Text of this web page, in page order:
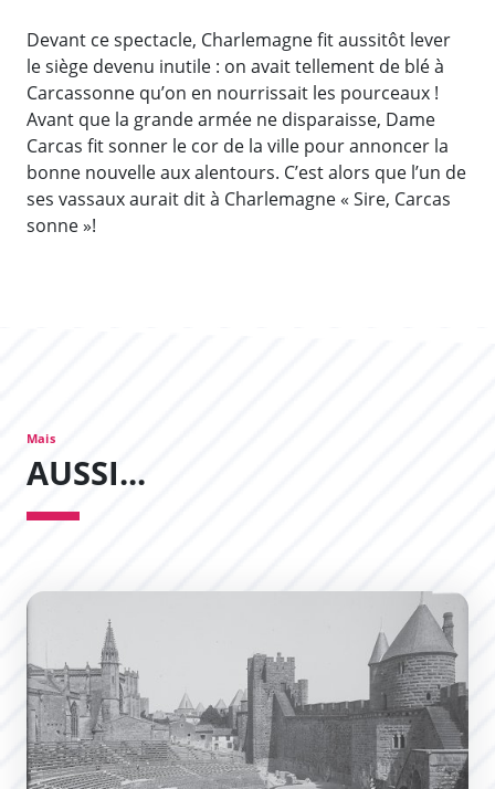
Devant ce spectacle, Charlemagne fit aussitôt lever
le siège devenu inutile : on avait tellement de blé à
Carcassonne qu’on en nourrissait les pourceaux !
Avant que la grande armée ne disparaisse, Dame
Carcas fit sonner le cor de la ville pour annoncer la
bonne nouvelle aux alentours. C’est alors que l’un de
ses vassaux aurait dit à Charlemagne « Sire, Carcas
sonne »!
Mais
AUSSI...
Le Théâtre de la Cité, le Théâtre Jean-Deschamps